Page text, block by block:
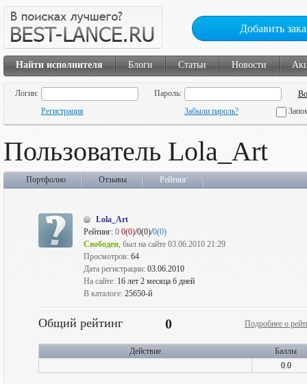
Добавить
Найти исполнителя Блоги Статьи Новости
Логин:
Пароль:
Регистрация
Забыли пароль?
Пользователь Lola_Art
Портфолио Отзывы Рейтинг
Lola_Art
Рейтинг: 0 0(0)/0(0)/0(0)
Свободен, был на сайте 03.06.2010 21:29
Просмотров: 64
Дата регистрации: 03.06.2010
На сайте: 16 лет 2 месяца 6 дней
В каталоге: 25650-й
Общий рейтинг 0 Подробнее о
Действие
Баллы
0.0